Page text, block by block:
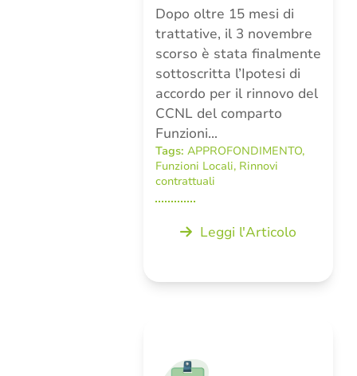
Dopo oltre 15 mesi di
trattative, il 3 novembre
scorso è stata finalmente
sottoscritta l’Ipotesi di
accordo per il rinnovo del
CCNL del comparto
Funzioni…
Tags: APPROFONDIMENTO,
Funzioni Locali, Rinnovi
contrattuali
Leggi l'Articolo